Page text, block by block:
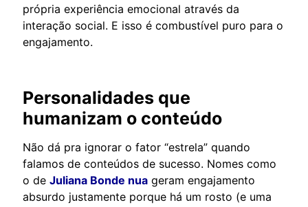
própria experiência emocional através da
interação social. E isso é combustível puro para o
engajamento.
Personalidades que
humanizam o conteúdo
Não dá pra ignorar o fator “estrela” quando
falamos de conteúdos de sucesso. Nomes como
o de Juliana Bonde nua geram engajamento
absurdo justamente porque há um rosto (e uma